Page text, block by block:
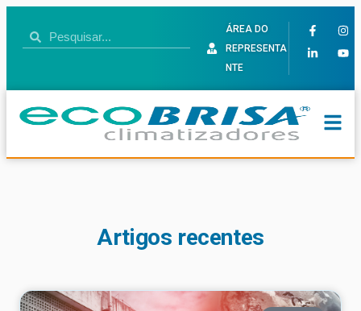
ÁREA DO
REPRESENTA
NTE
Artigos recentes